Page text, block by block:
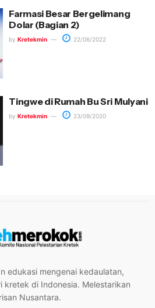
Farmasi Besar Bergelimang
Dolar (Bagian 2)
by Kretekmin 22/06/2022
Tingwe di Rumah Bu Sri Mulyani
by Kretekmin 23/09/2020
edukasi mengenai kedaulatan,
kretek di Indonesia. Melestarikan
Nusantara.